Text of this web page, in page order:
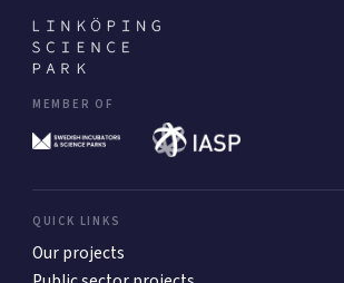
MEMBER OF
QUICK LINKS
Our projects